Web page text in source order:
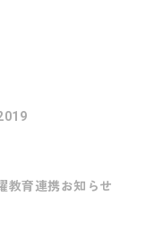
教育連携お知らせ